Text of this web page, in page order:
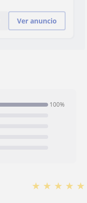
Ver anuncio
100%
★ ★ ★ ★ ★